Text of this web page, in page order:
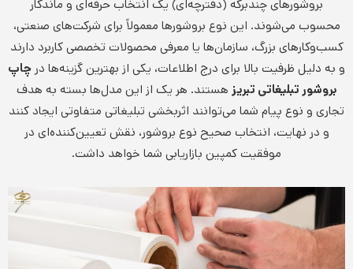
بروشورهای چندبرگه (دفترچه‌ای) یک انتخاب حرفه‌ای و ماندگار
محسوب می‌شوند. این نوع بروشورها معمولاً برای شرکت‌های صنعتی،
کسب‌وکارهای بزرگ، سازمان‌ها یا معرفی محصولات تخصصی کاربرد دارند
و به دلیل ظرفیت بالا برای درج اطلاعات، یکی از بهترین گزینه‌ها درچاپ
بروشور تبلیغاتی تبریز هستند. هر یک از این مدل‌ها بسته به هدف
تجاری و نوع پیام شما می‌توانند اثربخشی تبلیغاتی متفاوتی ایجاد کنند
و در نهایت، انتخاب صحیح نوع بروشور، نقش تعیین‌کننده‌ای در
موفقیت کمپین بازاریابی شما خواهد داشت.